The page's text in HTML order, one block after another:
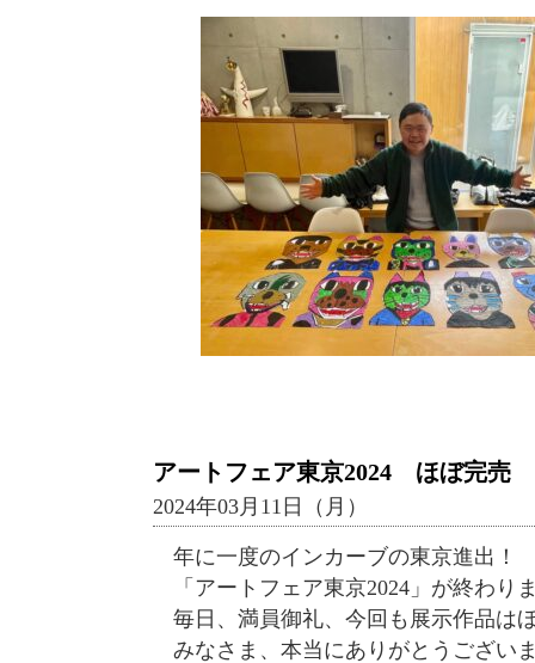
アートフェア東京2024 ほぼ完売
2024年03月11日（月）
年に一度のインカーブの東京進出！
「アートフェア東京2024」が終わり
毎日、満員御礼、今回も展示作品は
みなさま、本当にありがとうござい